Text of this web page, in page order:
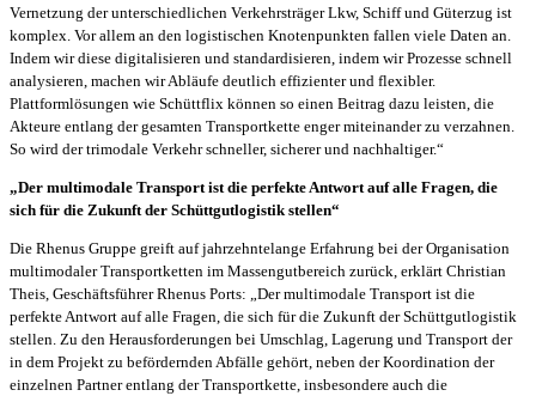
Vernetzung der unterschiedlichen Verkehrsträger Lkw, Schiff und Güterzug ist
komplex. Vor allem an den logistischen Knotenpunkten fallen viele Daten an.
Indem wir diese digitalisieren und standardisieren, indem wir Prozesse schnell
analysieren, machen wir Abläufe deutlich effizienter und flexibler.
Plattformlösungen wie Schüttflix können so einen Beitrag dazu leisten, die
Akteure entlang der gesamten Transportkette enger miteinander zu verzahnen.
So wird der trimodale Verkehr schneller, sicherer und nachhaltiger.“
„Der multimodale Transport ist die perfekte Antwort auf alle Fragen, die
sich für die Zukunft der Schüttgutlogistik stellen“
Die Rhenus Gruppe greift auf jahrzehntelange Erfahrung bei der Organisation
multimodaler Transportketten im Massengutbereich zurück, erklärt Christian
Theis, Geschäftsführer Rhenus Ports: „Der multimodale Transport ist die
perfekte Antwort auf alle Fragen, die sich für die Zukunft der Schüttgutlogistik
stellen. Zu den Herausforderungen bei Umschlag, Lagerung und Transport der
in dem Projekt zu befördernden Abfälle gehört, neben der Koordination der
einzelnen Partner entlang der Transportkette, insbesondere auch die